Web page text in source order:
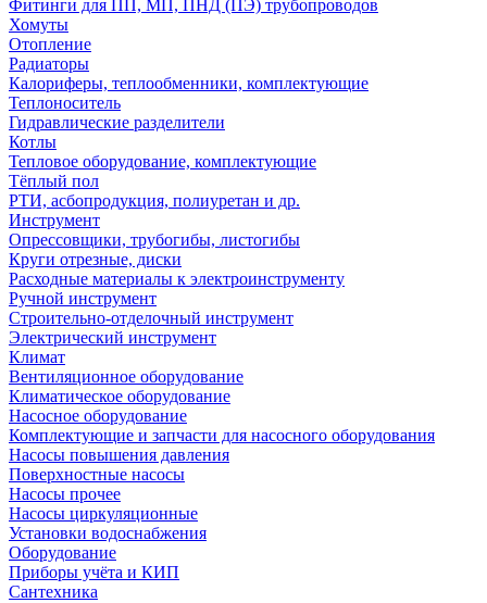
Фитинги для ПП, МП, ПНД (ПЭ) трубопроводов
Хомуты
Отопление
Радиаторы
Калориферы, теплообменники, комплектующие
Теплоноситель
Гидравлические разделители
Котлы
Тепловое оборудование, комплектующие
Тёплый пол
РТИ, асбопродукция, полиуретан и др.
Инструмент
Опрессовщики, трубогибы, листогибы
Круги отрезные, диски
Расходные материалы к электроинструменту
Ручной инструмент
Строительно-отделочный инструмент
Электрический инструмент
Климат
Вентиляционное оборудование
Климатическое оборудование
Насосное оборудование
Комплектующие и запчасти для насосного оборудования
Насосы повышения давления
Поверхностные насосы
Насосы прочее
Насосы циркуляционные
Установки водоснабжения
Оборудование
Приборы учёта и КИП
Сантехника